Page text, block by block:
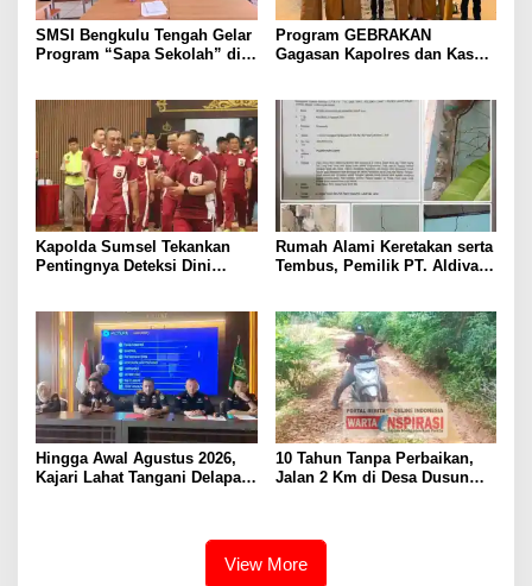
SMSI Bengkulu Tengah Gelar
Program “Sapa Sekolah” di
Program GEBRAKAN
Gagasan Kapolres dan Kasat
SMPN di Jarai
Kapolda Sumsel Tekankan
Pentingnya Deteksi Dini
Rumah Alami Keretakan serta
Tembus, Pemilik PT. Aldiva
Hingga Awal Agustus 2026,
Kajari Lahat Tangani Delapan
10 Tahun Tanpa Perbaikan,
Jalan 2 Km di Desa Dusun
View More